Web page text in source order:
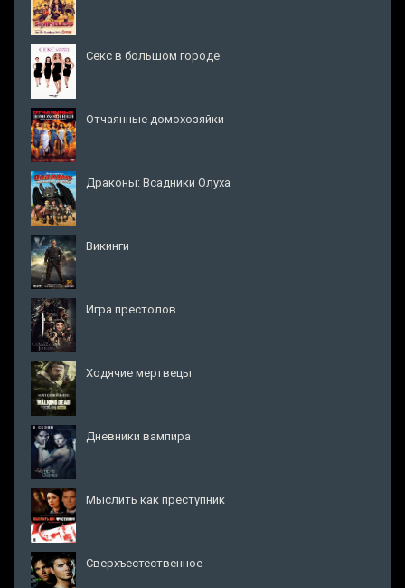
Секс в большом городе
Отчаянные домохозяйки
Драконы: Всадники Олуха
Викинги
Игра престолов
Ходячие мертвецы
Дневники вампира
Мыслить как преступник
Сверхъестественное